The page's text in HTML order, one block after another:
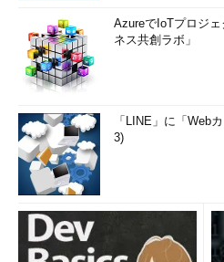
AzureでIoTプロジ
ネス共創ラボ」
「LINE」に「Web
3)